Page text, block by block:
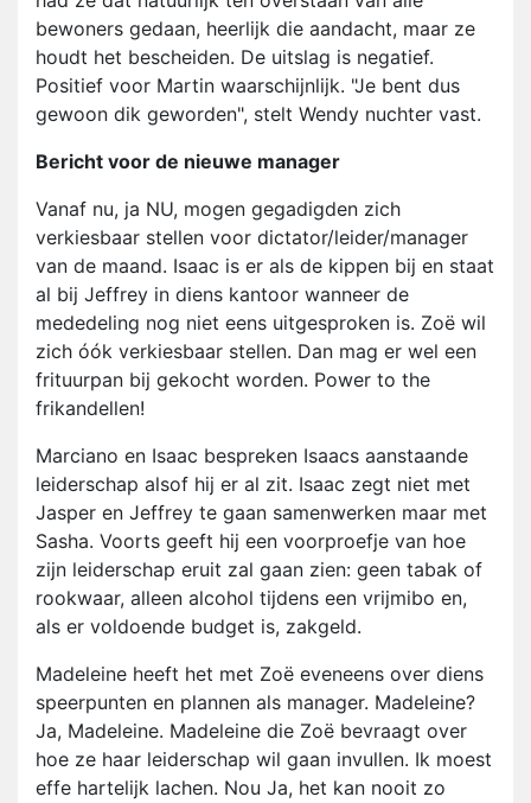
bewoners gedaan, heerlijk die aandacht, maar ze
houdt het bescheiden. De uitslag is negatief.
Positief voor Martin waarschijnlijk. "Je bent dus
gewoon dik geworden", stelt Wendy nuchter vast.
Bericht voor de nieuwe manager
Vanaf nu, ja NU, mogen gegadigden zich
verkiesbaar stellen voor dictator/leider/manager
van de maand. Isaac is er als de kippen bij en staat
al bij Jeffrey in diens kantoor wanneer de
mededeling nog niet eens uitgesproken is. Zoë wil
zich óók verkiesbaar stellen. Dan mag er wel een
frituurpan bij gekocht worden. Power to the
frikandellen!
Marciano en Isaac bespreken Isaacs aanstaande
leiderschap alsof hij er al zit. Isaac zegt niet met
Jasper en Jeffrey te gaan samenwerken maar met
Sasha. Voorts geeft hij een voorproefje van hoe
zijn leiderschap eruit zal gaan zien: geen tabak of
rookwaar, alleen alcohol tijdens een vrijmibo en,
als er voldoende budget is, zakgeld.
Madeleine heeft het met Zoë eveneens over diens
speerpunten en plannen als manager. Madeleine?
Ja, Madeleine. Madeleine die Zoë bevraagt over
hoe ze haar leiderschap wil gaan invullen. Ik moest
effe hartelijk lachen. Nou Ja, het kan nooit zo